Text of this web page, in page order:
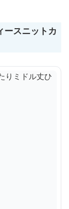
ースニットカ